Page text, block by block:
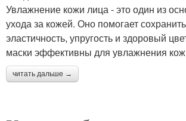
Увлажнение кожи лица - это один из
ухода за кожей. Оно помогает
эластичность, упругость и здоровый
маски эффективны для увлажнения
читать дальше →